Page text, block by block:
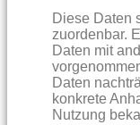
Diese Daten
zuordenbar.
Daten mit
Daten
konkrete
Nutzung